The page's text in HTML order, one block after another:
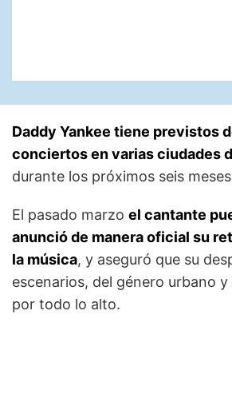
Daddy Yankee tiene previstos
conciertos en varias ciudades
durante los próximos seis
El pasado marzo el cantante
anunció de manera oficial su
la música, y aseguró que su
escenarios, del género urbano y
por todo lo alto.